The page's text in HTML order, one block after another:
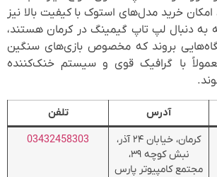
امکان خرید مدل‌های استوک با کیفیت بالا نیز
به دنبال لپ تاپ گیمینگ در کرمان هستند،
بروند که مخصوص بازی‌های سنگین
با گرافیک قوی و سیستم خنک‌کننده
آدرس
تلفن
کرمان، خیابان ۲۴ آذر،
نبش کوچه ۳۹،
مجتمع کامپیوتر پارس
03432458303